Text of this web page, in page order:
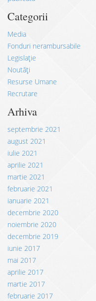
Categorii
Media
Fonduri nerambursabile
Legislație
Noutăți
Resurse Umane
Recrutare
Arhiva
septembrie 2021
august 2021
iulie 2021
aprilie 2021
martie 2021
februarie 2021
ianuarie 2021
decembrie 2020
noiembrie 2020
decembrie 2019
iunie 2017
mai 2017
aprilie 2017
martie 2017
februarie 2017